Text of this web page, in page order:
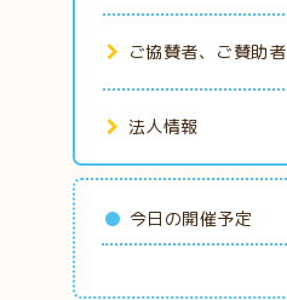
ご協賛者、ご賛助者
法人情報
今日の開催予定